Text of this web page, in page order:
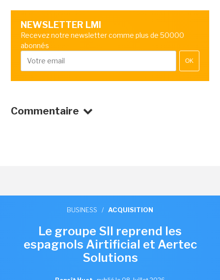
NEWSLETTER LMI
Recevez notre newsletter comme plus de 50000
abonnés
OK
Commentaire
BUSINESS / ACQUISITION
Le groupe SII reprend les
espagnols Airtificial et Aertec
Solutions